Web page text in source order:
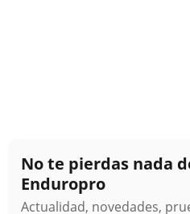
No te pierdas nada
Enduropro
Actualidad, novedades,